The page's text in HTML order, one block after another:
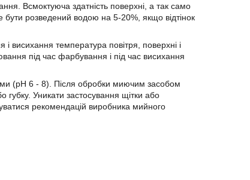
Всмоктуюча здатність поверхні, а так само
бути розведений водою на 5-20%, якщо відтінок
висихання температура повітря, поверхні і
під час фарбування і під час висихання
(pH 6 - 8). Після обробки миючим засобом
Уникати застосування щітки або
рекомендацій виробника мийного